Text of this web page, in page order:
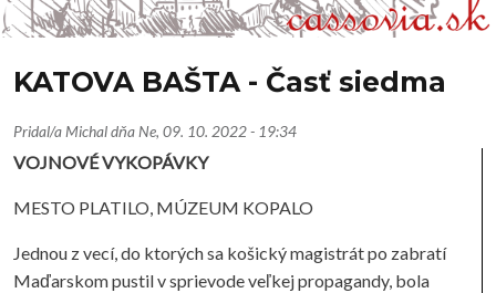
KATOVA BAŠTA - Časť siedma
Pridal/a Michaldňa Ne, 09. 10. 2022 - 19:34
VOJNOVÉ VYKOPÁVKY
MESTO PLATILO, MÚZEUM KOPALO
Jednou z vecí, do ktorých sa košický magistrát po zabratí
Maďarskom pustil v sprievode veľkej propagandy, bola